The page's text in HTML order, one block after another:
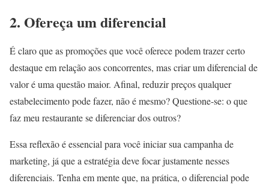
2. Ofereça um diferencial
É claro que as promoções que você oferece podem trazer certo
destaque em relação aos concorrentes, mas criar um diferencial de
valor é uma questão maior. Afinal, reduzir preços qualquer
estabelecimento pode fazer, não é mesmo? Questione-se: o que
faz meu restaurante se diferenciar dos outros?
Essa reflexão é essencial para você iniciar sua campanha de
marketing, já que a estratégia deve focar justamente nesses
diferenciais. Tenha em mente que, na prática, o diferencial pode